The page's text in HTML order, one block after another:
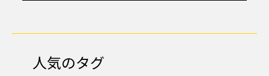
人気のタグ